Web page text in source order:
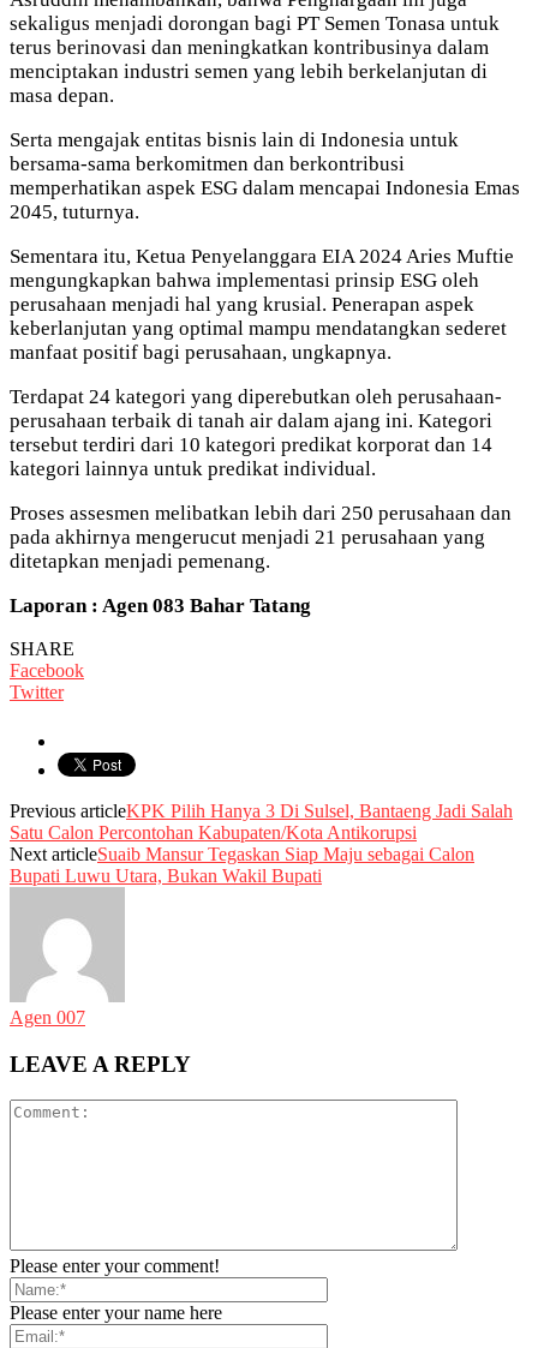
sekaligus menjadi dorongan bagi PT Semen Tonasa untuk
terus berinovasi dan meningkatkan kontribusinya dalam
menciptakan industri semen yang lebih berkelanjutan di
masa depan.
Serta mengajak entitas bisnis lain di Indonesia untuk
bersama-sama berkomitmen dan berkontribusi
memperhatikan aspek ESG dalam mencapai Indonesia Emas
2045, tuturnya.
Sementara itu, Ketua Penyelanggara EIA 2024 Aries Muftie
mengungkapkan bahwa implementasi prinsip ESG oleh
perusahaan menjadi hal yang krusial. Penerapan aspek
keberlanjutan yang optimal mampu mendatangkan sederet
manfaat positif bagi perusahaan, ungkapnya.
Terdapat 24 kategori yang diperebutkan oleh perusahaan-
perusahaan terbaik di tanah air dalam ajang ini. Kategori
tersebut terdiri dari 10 kategori predikat korporat dan 14
kategori lainnya untuk predikat individual.
Proses assesmen melibatkan lebih dari 250 perusahaan dan
pada akhirnya mengerucut menjadi 21 perusahaan yang
ditetapkan menjadi pemenang.
Laporan : Agen 083 Bahar Tatang
SHARE
Facebook
Twitter
Previous articleKPK Pilih Hanya 3 Di Sulsel, Bantaeng Jadi Salah
Satu Calon Percontohan Kabupaten/Kota Antikorupsi
Next articleSuaib Mansur Tegaskan Siap Maju sebagai Calon
Bupati Luwu Utara, Bukan Wakil Bupati
Agen 007
LEAVE A REPLY
Please enter your comment!
Please enter your name here